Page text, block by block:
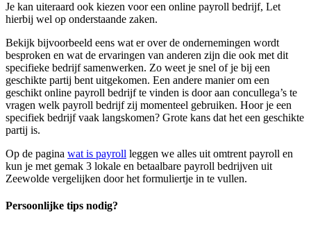
Je kan uiteraard ook kiezen voor een online payroll bedrijf, Let
hierbij wel op onderstaande zaken.
Bekijk bijvoorbeeld eens wat er over de ondernemingen wordt
besproken en wat de ervaringen van anderen zijn die ook met dit
specifieke bedrijf samenwerken. Zo weet je snel of je bij een
geschikte partij bent uitgekomen. Een andere manier om een
geschikt online payroll bedrijf te vinden is door aan concullega’s te
vragen welk payroll bedrijf zij momenteel gebruiken. Hoor je een
specifiek bedrijf vaak langskomen? Grote kans dat het een geschikte
partij is.
Op de pagina wat is payroll leggen we alles uit omtrent payroll en
kun je met gemak 3 lokale en betaalbare payroll bedrijven uit
Zeewolde vergelijken door het formuliertje in te vullen.
Persoonlijke tips nodig?